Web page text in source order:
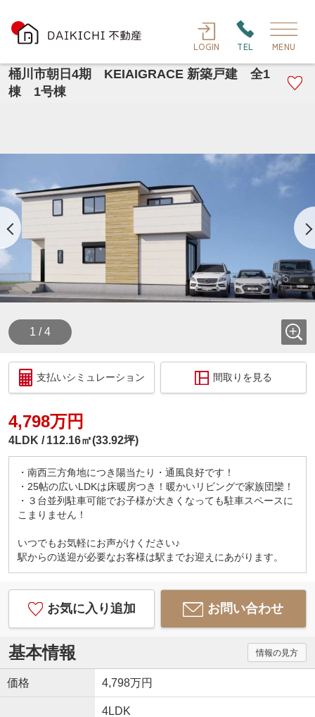
LOGIN TEL MENU
桶川市朝日4期 KEIAIGRACE 新築戸建 全1
棟 1号棟
1 / 4
支払いシミュレーション 間取りを見る
4,798万円
4LDK 112.16㎡(33.92坪)
・南西三方角地につき陽当たり・通風良好です！
・25帖の広いLDKは床暖房つき！暖かいリビングで家族団欒！
・３台並列駐車可能でお子様が大きくなっても駐車スペースに
こまりません！
いつでもお気軽にお声がけください♪
駅からの送迎が必要なお客様は駅までお迎えにあがります。
お気に入り追加 お問い合わせ
基本情報 情報の見方
価格 4,798万円
4LDK